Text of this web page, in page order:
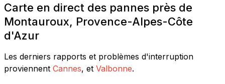
Carte en direct des pannes près de
Montauroux, Provence-Alpes-Côte
d'Azur
Les derniers rapports et problèmes d'interruption
proviennent Cannes, et Valbonne.